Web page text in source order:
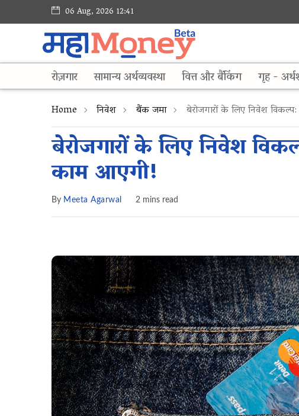
06 Aug, 2026 12:41
रोज़गार सामान्य अर्थव्यवस्था वित्त और बैंकिंग गृह -
Home निवेश बैंक जमा बेरोजगारों के लिए निवेश
बेरोजगारों के लिए निवेश
काम आएगी!
By Meeta Agarwal 2 mins read